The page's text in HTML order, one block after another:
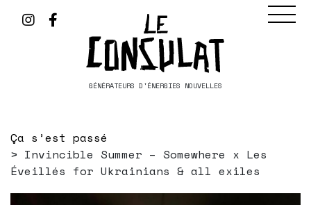
GÉNÉRATEURS D'ÉNERGIES NOUVELLES
Ça s’est passé
Invincible Summer – Somewhere x Les
Éveillés for Ukrainians & all exiles